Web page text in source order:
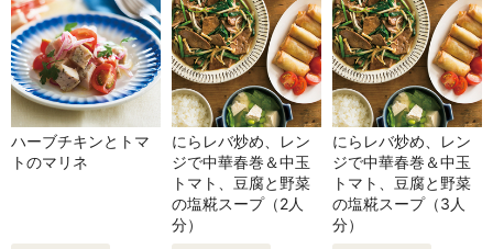
ハーブチキンとトマ
トのマリネ
にらレバ炒め、レン
ジで中華春巻＆中玉
トマト、豆腐と野菜
の塩糀スープ（2人
分）
にらレバ炒め、レン
ジで中華春巻＆中玉
トマト、豆腐と野菜
の塩糀スープ（3人
分）